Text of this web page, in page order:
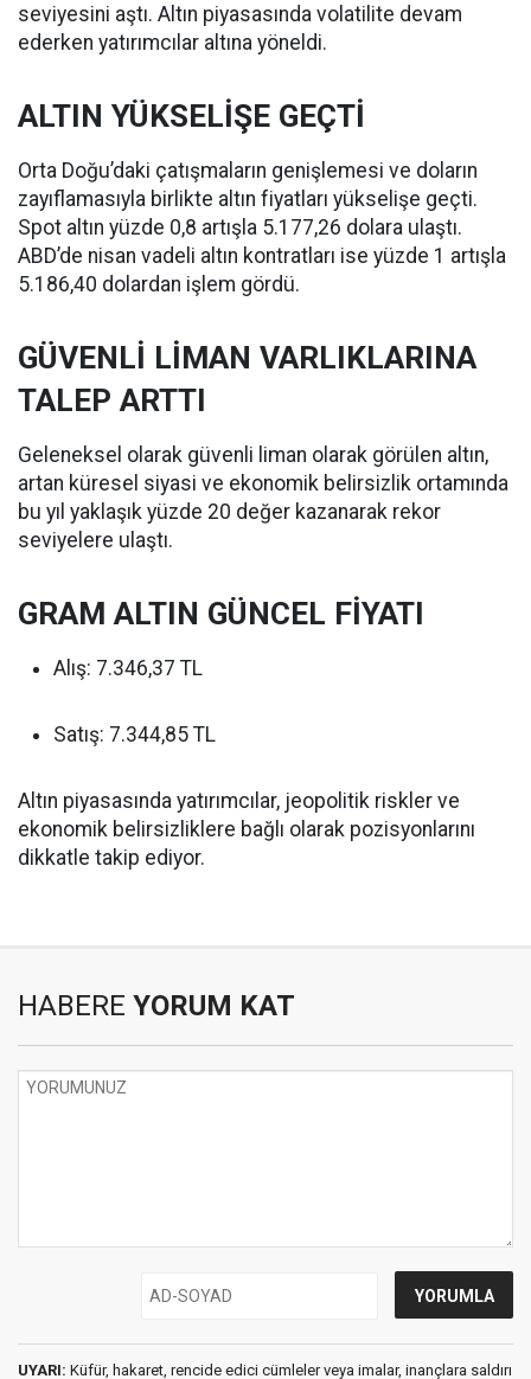
seviyesini aştı. Altın piyasasında volatilite devam
ederken yatırımcılar altına yöneldi.
ALTIN YÜKSELİŞE GEÇTİ
Orta Doğu’daki çatışmaların genişlemesi ve doların
zayıflamasıyla birlikte altın fiyatları yükselişe geçti.
Spot altın yüzde 0,8 artışla 5.177,26 dolara ulaştı.
ABD’de nisan vadeli altın kontratları ise yüzde 1 artışla
5.186,40 dolardan işlem gördü.
GÜVENLİ LİMAN VARLIKLARINA
TALEP ARTTI
Geleneksel olarak güvenli liman olarak görülen altın,
artan küresel siyasi ve ekonomik belirsizlik ortamında
bu yıl yaklaşık yüzde 20 değer kazanarak rekor
seviyelere ulaştı.
GRAM ALTIN GÜNCEL FİYATI
Alış: 7.346,37 TL
Satış: 7.344,85 TL
Altın piyasasında yatırımcılar, jeopolitik riskler ve
ekonomik belirsizliklere bağlı olarak pozisyonlarını
dikkatle takip ediyor.
HABERE YORUM KAT
UYARI: Küfür, hakaret, rencide edici cümleler veya imalar, inançlara saldırı